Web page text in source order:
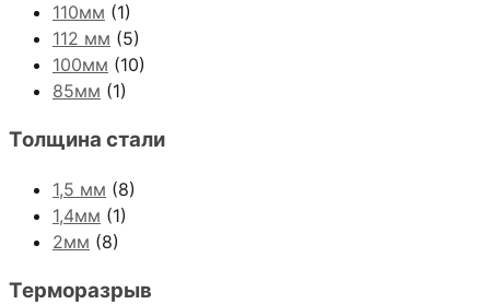
110мм (1)
112 мм (5)
100мм (10)
85мм (1)
Толщина стали
1,5 мм (8)
1,4мм (1)
2мм (8)
Терморазрыв